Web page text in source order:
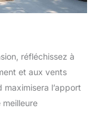
réfléchissez à
et aux vents
l’apport